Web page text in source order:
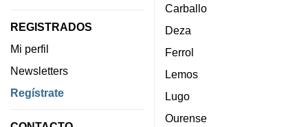
REGISTRADOS
Mi perfil
Newsletters
Regístrate
Carballo
Deza
Ferrol
Lemos
Lugo
Ourense